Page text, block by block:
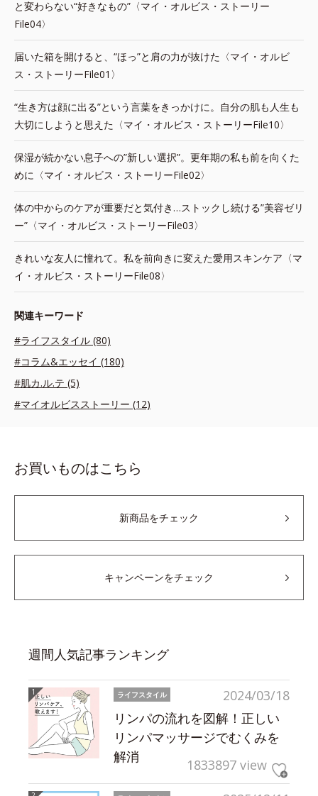
と変わらない“好きなもの”〈マイ・オルビス・ストーリー
File04〉
届いた箱を開けると、“ほっ”と肩の力が抜けた〈マイ・オルビ
ス・ストーリーFile01〉
“生き方は顔に出る”という言葉をきっかけに。自分の肌も人生も
大切にしようと思えた〈マイ・オルビス・ストーリーFile10〉
保湿が続かない息子への”新しい選択”。更年期の私も前を向くた
めに〈マイ・オルビス・ストーリーFile02〉
体の中からのケアが重要だと気付き…ストックし続ける”美容ゼリ
ー”〈マイ・オルビス・ストーリーFile03〉
きれいな友人に憧れて。私を前向きに変えた愛用スキンケア〈マ
イ・オルビス・ストーリーFile08〉
関連キーワード
#ライフスタイル (80)
#コラム&エッセイ (180)
#肌カ.ル.テ (5)
#マイオルビスストーリー (12)
お買いものはこちら
新商品をチェック
キャンペーンをチェック
週間人気記事ランキング
2024/03/18
ライフスタイル
リンパの流れを図解！正しい
リンパマッサージでむくみを
解消
1833897 view